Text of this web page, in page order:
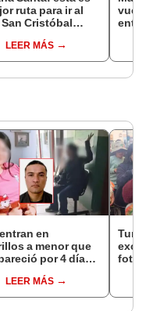
ruta para ir al
Cristóbal
LEER MÁS
en
a menor que
por 4 días
que conoció en
PNP busca al
LEER MÁS